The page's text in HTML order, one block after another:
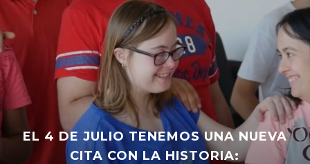
EL 4 DE JULIO TENEMOS UNA NUEVA
CITA CON LA HISTORIA: